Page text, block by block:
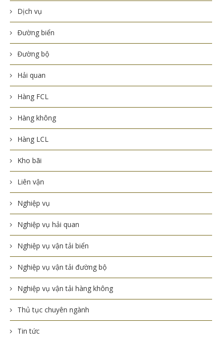
Dịch vụ
Đường biển
Đường bộ
Hải quan
Hàng FCL
Hàng không
Hàng LCL
Kho bãi
Liên vận
Nghiệp vụ
Nghiệp vụ hải quan
Nghiệp vụ vận tải biển
Nghiệp vụ vận tải đường bộ
Nghiệp vụ vận tải hàng không
Thủ tục chuyên ngành
Tin tức